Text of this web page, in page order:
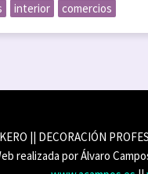
interior comercios
|| DECORACIÓN
realizada por Álvaro